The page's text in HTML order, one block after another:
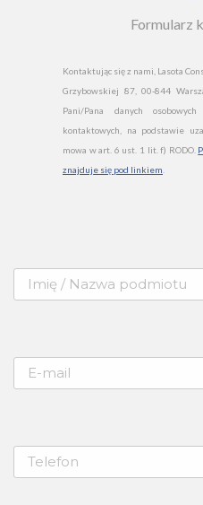
Formularz
Kontaktując się z nami, Lasota
Grzybowskiej 87, 00-844
Pani/Pana danych
kontaktowych, na podstawie
mowa w art. 6 ust. 1 lit. f) RODO.
znajduje się pod linkiem